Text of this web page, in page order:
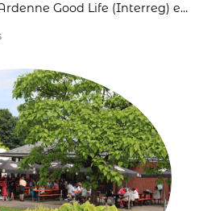
Good Life (Interreg) et
Handisport Francophone.
la bonne centaine de
en suivant ce lien